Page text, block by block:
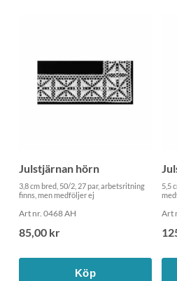
Julstjärnan hörn
3,8 cm bred, 50/2, 27 par, arbetsritning
finns, men medföljer ej
Art nr. 0468 AH
85,00 kr
Köp
5,5
Art